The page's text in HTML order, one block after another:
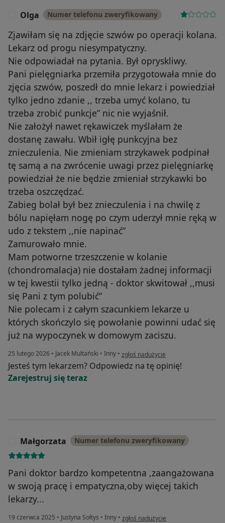
Olga Numer telefonu zweryfikowany
Zjawiłam się na zdjęcie szwów po operacji kolana.
Lekarz od progu niesympatyczny.
Nie odpowiadał na pytania. Był opryskliwy.
Pani pielęgniarka przemiła przygotowała mnie do
zjęcia szwów, poszedł do mnie lekarz i powiedział
tylko jedno zdanie ,, trzeba umyć kolano, tu
trzeba zrobić punkcje” nic nie wyjaśnił.
Nie założył nawet rękawiczek myślałam że
dostanę zawału. Wbił igłę punkcyjna bez
znieczulenia. Nie zmieniam strzykawek podpinał
tę samą a na zwrócenie uwagi przez pielęgniarkę
powiedział że nie będzie zmieniał strzykawki bo
trzeba oszczędzać.
Zabieg bolał był bez znieczulenia i na chwilę z
bólu napięłam nogę po czym uderzył mnie ręką w
udo z tekstem ,,nie napinać”
Zamurowało mnie.
Mam potworne trzeszczenie w kolanie
(chondromalacja) nie dostałam żadnej informacji
w tej kwestii tylko jedną - doktor skwitował ,,musi
się Pani z tym polubić”
Nie polecam i z całym szacunkiem lekarze u
których skończylo się powołanie powinni udać się
już na wypoczynek w domowym zaciszu.
25 lutego 2026 • Jacek Multański • Inny • w opinii użytkownika Olga
zgłoś nadużycie
Jesteś tym lekarzem? Odpowiedz na tę opinię!
Zarejestruj się teraz
Małgorzata Numer telefonu zweryfikowany
Pani doktor bardzo kompetentna ,zaangażowana
w swoją pracę i empatyczna,oby więcej takich
lekarzy...
19 czerwca 2025 • Justyna Sołtys • Inny • w opinii użytkownika Małgorzata
zgłoś nadużycie